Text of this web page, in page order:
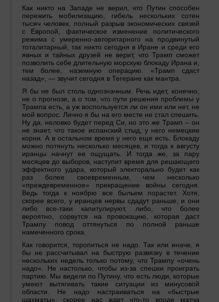
Как никто на Западе не верил, что Путин способен
пережить мобилизацию, гибель нескольких сотен
тысяч человек, полный разрыв экономических связей
с Европой, фактическое изменение политического
режима с умеренно-авторитарного на продвинутый
тоталитарный, так никто сегодня в Иране и среди его
явных и тайных друзей не верит, что Трамп сможет
позволить себе длительную морскую блокаду Ирана и,
тем более, наземную операцию. «Трамп сдаст
назад», — звучит сегодня в Тегеране как мантра.
Я бы не был столь однозначным. Речь идет, конечно,
не о прогнозе, а о том, что пути решения проблемы у
Трампа есть, а уж воспользуется ли он ими или нет, не
мой вопрос. Лично я бы на его месте не стал спешить.
Ну да, неловко будет перед Си, но это же Трамп – он
не знает, что такое испанский стыд, у него немецкие
корни. А в остальном время у него еще есть. Блокаду
можно потянуть несколько месяцев, и тогда к августу
иранцы начнут ее ощущать. И тогда же, за пару
месяцев до выборов, наступит время для решающего
эффектного удара, который электорально будет как
раз более своевременным, чем несколько
«преждевременное» прекращение войны сегодня.
Ведь тогда к ноябрю все быльем порастет. Хотя,
скорее всего, у иранцев нервы сдадут раньше, и они
либо все-таки капитулируют, либо, что более
вероятно, сорвутся на провокацию, которая даст
Трампу повод оттянуться по полной раньше
намеченного срока.
Как говорится, торопиться не надо. Так или иначе, я
бы не рассчитывал на быструю развязку в течение
нескольких недель только потому, что Трампу «очень
надо». Не настолько, чтобы из-за спешки проиграть
партию. Мы видели по Путину, что есть люди, которые
умеют вытягивать такие ситуации из минусовой
области. Не надо настраиваться на «быстрые
шахматы», скорее нас ждет что-то вроде матча